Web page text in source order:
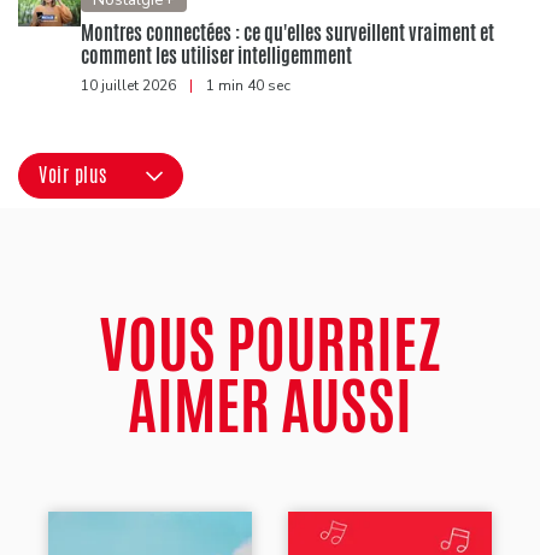
Montres connectées : ce qu'elles surveillent vraiment et
comment les utiliser intelligemment
10 juillet 2026 | 1 min 40 sec
Voir plus
VOUS POURRIEZ
AIMER AUSSI